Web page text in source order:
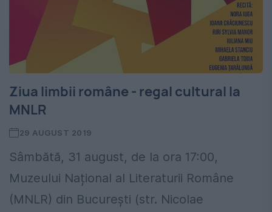
Ziua limbii române - regal cultural la
MNLR
29 AUGUST 2019
Sâmbătă, 31 august, de la ora 17:00,
Muzeului Național al Literaturii Române
(MNLR) din București (str. Nicolae